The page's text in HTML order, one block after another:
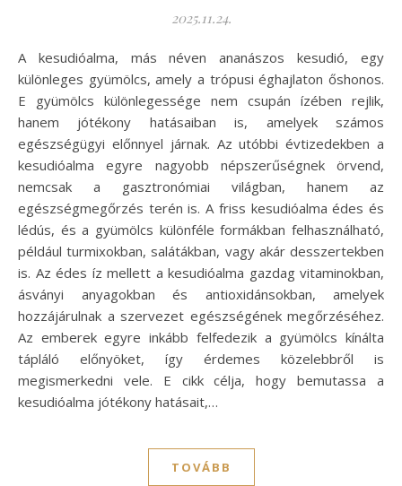
2025.11.24.
A kesudióalma, más néven ananászos kesudió, egy
különleges gyümölcs, amely a trópusi éghajlaton őshonos.
E gyümölcs különlegessége nem csupán ízében rejlik,
hanem jótékony hatásaiban is, amelyek számos
egészségügyi előnnyel járnak. Az utóbbi évtizedekben a
kesudióalma egyre nagyobb népszerűségnek örvend,
nemcsak a gasztronómiai világban, hanem az
egészségmegőrzés terén is. A friss kesudióalma édes és
lédús, és a gyümölcs különféle formákban felhasználható,
például turmixokban, salátákban, vagy akár desszertekben
is. Az édes íz mellett a kesudióalma gazdag vitaminokban,
ásványi anyagokban és antioxidánsokban, amelyek
hozzájárulnak a szervezet egészségének megőrzéséhez.
Az emberek egyre inkább felfedezik a gyümölcs kínálta
tápláló előnyöket, így érdemes közelebbről is
megismerkedni vele. E cikk célja, hogy bemutassa a
kesudióalma jótékony hatásait,…
TOVÁBB